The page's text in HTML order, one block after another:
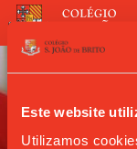
Este website
Utilizamos